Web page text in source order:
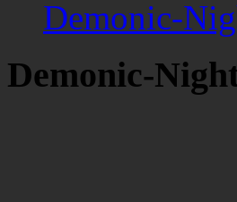
Demonic-
Demonic-